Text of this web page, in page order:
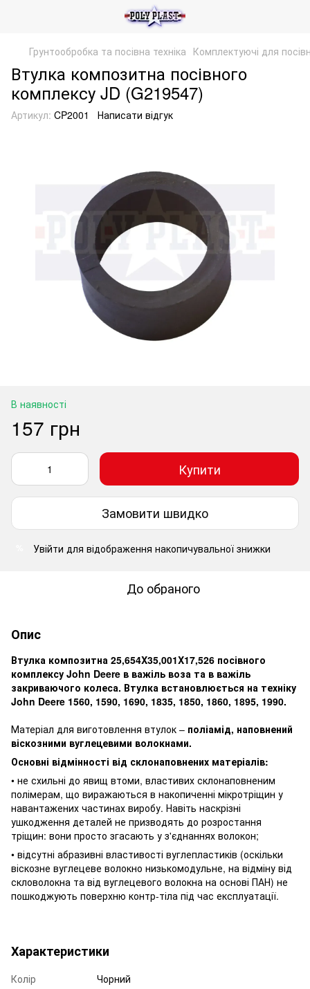
Грунтообробка та посівна техніка Комплектуючі для
Втулка композитна посівного
комплексу JD (G219547)
Артикул: CP2001 Написати відгук
В наявності
157 грн
Купити
Замовити швидко
Увійти для відображення накопичувальної знижки
До обраного
Опис
Втулка композитна 25,654X35,001X17,526 посівного
комплексу John Deere в важіль воза та в важіль
закриваючого колеса. Втулка встановлюється на техніку
John Deere 1560, 1590, 1690, 1835, 1850, 1860, 1895, 1990.
Матеріал для виготовлення втулок – поліамід, наповнений
віскозними вуглецевими волокнами.
Основні відмінності від склонаповнених матеріалів:
• не схильні до явищ втоми, властивих склонаповненим
полімерам, що виражаються в накопиченні мікротріщин у
навантажених частинах виробу. Навіть наскрізні
ушкодження деталей не призводять до розростання
тріщин: вони просто згасають у з'єднаннях волокон;
• відсутні абразивні властивості вуглепластиків (оскільки
віскозне вуглецеве волокно низькомодульне, на відміну від
скловолокна та від вуглецевого волокна на основі ПАН) не
пошкоджують поверхню контр-тіла під час експлуатації.
Характеристики
Колір
Чорний